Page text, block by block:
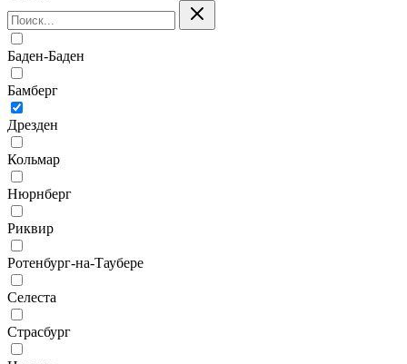
Баден-Баден
Бамберг
Дрезден
Кольмар
Нюрнберг
Риквир
Ротенбург-на-Таубере
Селеста
Страсбург